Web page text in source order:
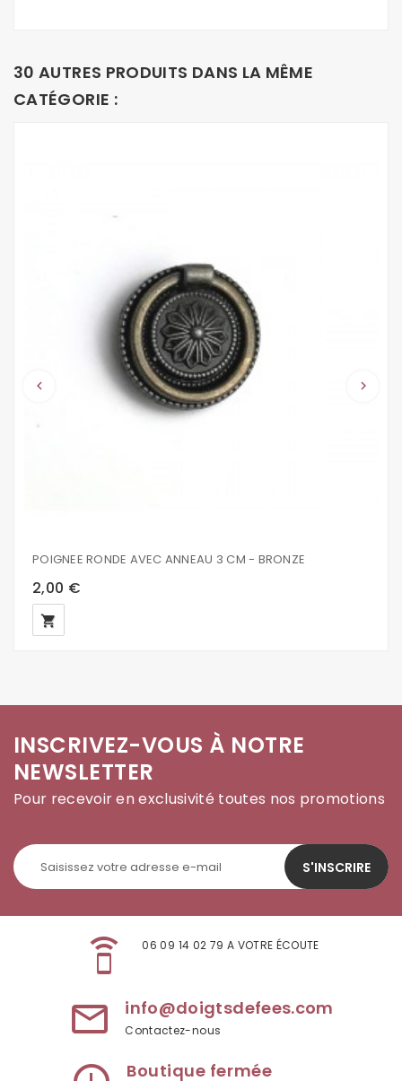
30 AUTRES PRODUITS DANS LA MÊME
CATÉGORIE :
keyboard_arrow_left keyboard_arrow_right
POIGNEE RONDE AVEC ANNEAU 3 CM - BRONZE
2,00 €
local_grocery_store
INSCRIVEZ-VOUS À NOTRE
NEWSLETTER
Pour recevoir en exclusivité toutes nos promotions
S'INSCRIRE
speaker_phone 06 09 14 02 79 A VOTRE ÉCOUTE
mail_outline info@doigtsdefees.com
Contactez-nous
Boutique fermée